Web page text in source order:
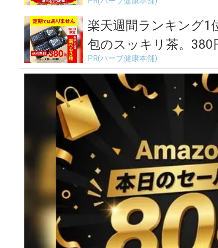
楽天週間ランキング1
包のスッキリ茶。380
PR(ハーブ健康本舗)